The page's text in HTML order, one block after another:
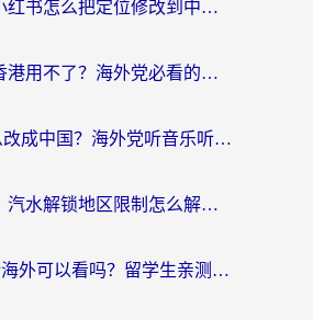
在意大利用小红书怎么把定位修改到中国国内？3个实用技巧+1个靠谱工具帮你搞定
咪咕体育在香港用不了？海外党必看的回国加速器选择指南（附3个真实场景解决方案）
网易云ip怎么改成中国？海外党听音乐听书的无痛解决方案
海外党必看：汽水解锁地区限制怎么解除？3招解决国内影音&生活服务难题
央视影音VIP海外可以看吗？留学生亲测有效的回国加速器选择指南